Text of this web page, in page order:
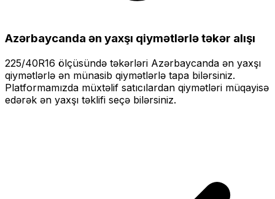
Azərbaycanda ən yaxşı qiymətlərlətəkər alışı
225/40R16 ölçüsündə təkərləri Azərbaycanda ən yaxşı
qiymətlərlə ən münasib qiymətlərlə tapa bilərsiniz.
Platformamızda müxtəlif satıcılardan qiymətləri müqayisə
edərək ən yaxşı təklifi seçə bilərsiniz.